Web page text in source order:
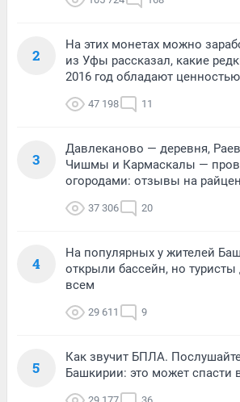
2
На этих монетах можно
из Уфы рассказал, какие
2016 год обладают ценностью
47 198 11
3
Давлеканово — деревня,
Чишмы и Кармаскалы —
огородами: отзывы на
37 306 20
4
На популярных у жителей
открыли бассейн, но
всем
29 611 9
5
Как звучит БПЛА.
Башкирии: это может спасти